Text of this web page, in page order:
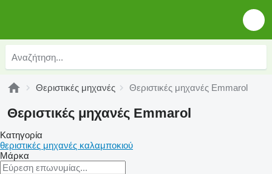
Θεριστικές μηχανές Θεριστικές μηχανές Emmarol
Θεριστικές μηχανές Emmarol
Κατηγορία
θεριστικές μηχανές καλαμποκιού
Μάρκα